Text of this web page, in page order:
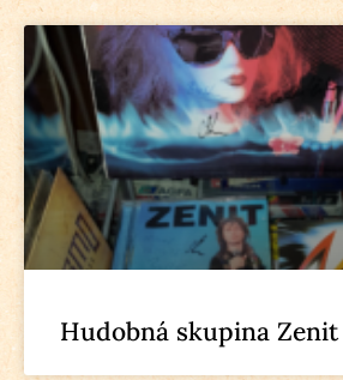
Hudobná skupina Zenit